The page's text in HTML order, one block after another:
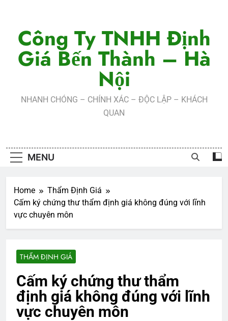
contentCông Ty TNHH Định
Giá Bến Thành – Hà
Nội
NHANH CHÓNG – CHÍNH XÁC – ĐỘC LẬP – KHÁCH
QUAN
MENU
Home
Thẩm Định Giá
Cấm ký chứng thư thẩm định giá không đúng với lĩnh
vực chuyên môn
THẨM ĐỊNH GIÁ
Cấm ký chứng thư thẩm
định giá không đúng với lĩnh
vực chuyên môn